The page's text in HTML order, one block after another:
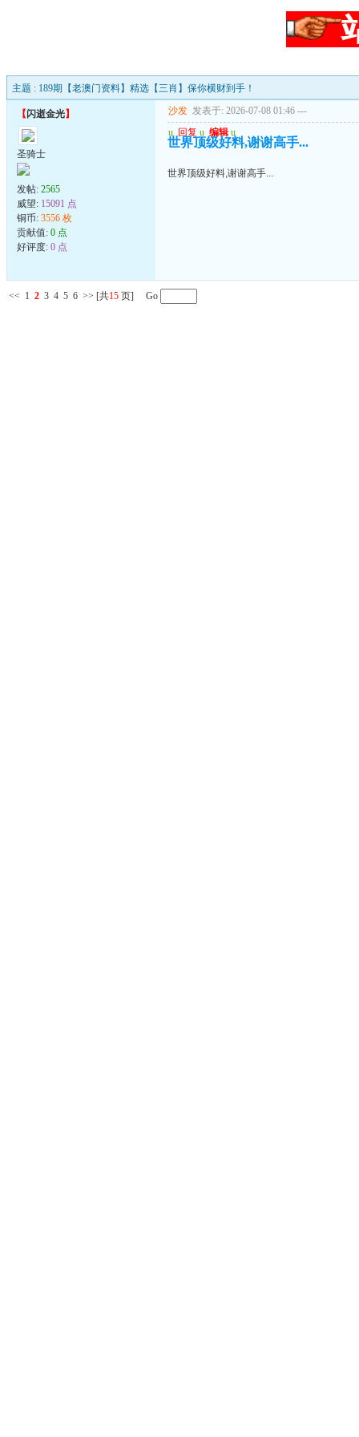
主题 : 189期【老澳门资料】精选【三肖】保你横财到手！
【闪逝金光】
圣骑士
发帖: 2565
威望: 15091 点
铜币: 3556 枚
贡献值: 0 点
好评度: 0 点
沙发 发表于: 2026-07-08 01:46 ---
u 回复 u 编辑 u
世界顶级好料,谢谢高手...
世界顶级好料,谢谢高手...
<< 1 2 3 4 5 6 >> [共15 页] Go